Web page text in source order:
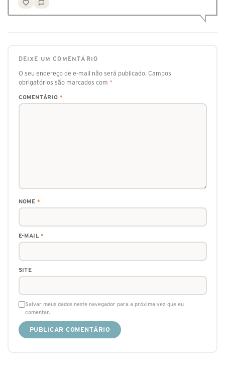
DEIXE UM COMENTÁRIO
O seu endereço de e-mail não será publicado. Campos
obrigatórios são marcados com *
COMENTÁRIO *
NOME *
E-MAIL*
SITE
Salvar meus dados neste navegador para a próxima vez que eu
comentar.